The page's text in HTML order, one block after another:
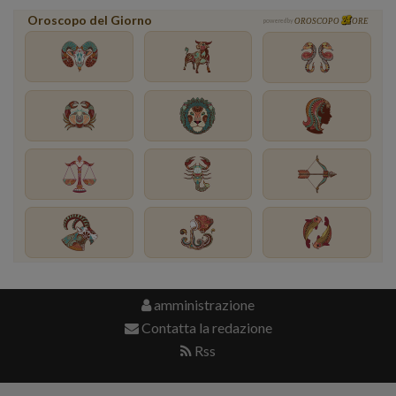
Oroscopo del Giorno powered by OROSCOPO ORE
amministrazione
Contatta la redazione
Rss